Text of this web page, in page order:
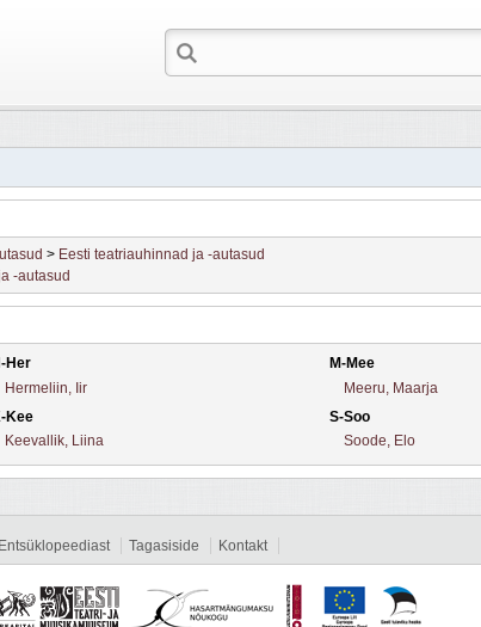
> Eesti teatriauhinnad ja -autasud
-autasud
Her
Hermeliin, Iir
Kee
Keevallik, Liina
M-Mee
Meeru, Maarja
S-Soo
Soode, Elo
Tagasiside Kontakt